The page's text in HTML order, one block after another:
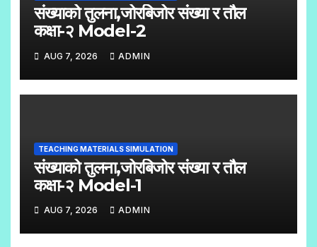
संख्याको तुलना,जोरबिजोर संख्या र तौल
कक्षा-२ Model-2
AUG 7, 2026 ADMIN
TEACHING MATERIALS SIMULATION
संख्याको तुलना,जोरबिजोर संख्या र तौल
कक्षा-२ Model-1
AUG 7, 2026 ADMIN